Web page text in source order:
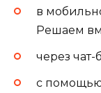
в
Решаем
через чат-
с помощью